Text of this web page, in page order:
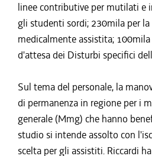
linee contributive per mutilati e
gli studenti sordi; 230mila per la
medicalmente assistita;
d'attesa dei Disturbi specifici
Sul tema del personale, la
di permanenza in regione per i
generale (Mmg) che hanno
studio si intende assolto con
scelta per gli assistiti. Riccardi